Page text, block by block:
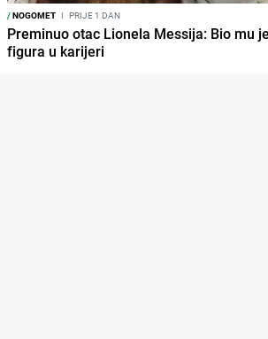
/NOGOMET I PRIJE 1 DAN
Preminuo otac Lionela Messija: Bio mu
figura u karijeri